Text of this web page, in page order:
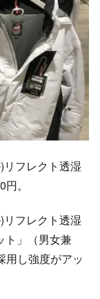
フレクト透湿
。
フレクト透湿
ト」（男女兼
用し強度がアッ